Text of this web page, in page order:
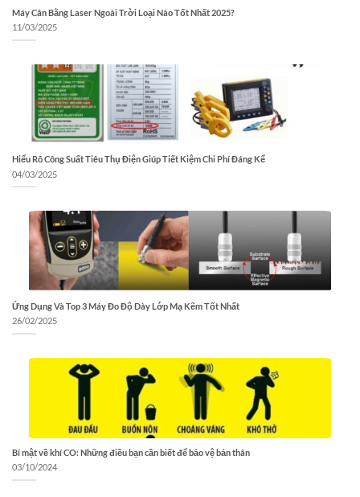
Máy Cân Bằng Laser Ngoài Trời Loại Nào Tốt Nhất 2025?
11/03/2025
Hiểu Rõ Công Suất Tiêu Thụ Điện Giúp Tiết Kiệm Chi Phí Đáng Kể
04/03/2025
Ứng Dụng Và Top 3 Máy Đo Độ Dày Lớp Mạ Kẽm Tốt Nhất
26/02/2025
Bí mật về khí CO: Những điều bạn cần biết để bảo vệ bản thân
03/10/2024